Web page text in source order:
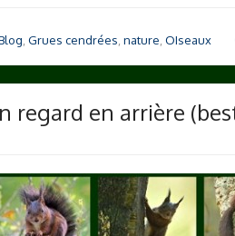
Grues cendrées nature OIseaux
regard en arrière